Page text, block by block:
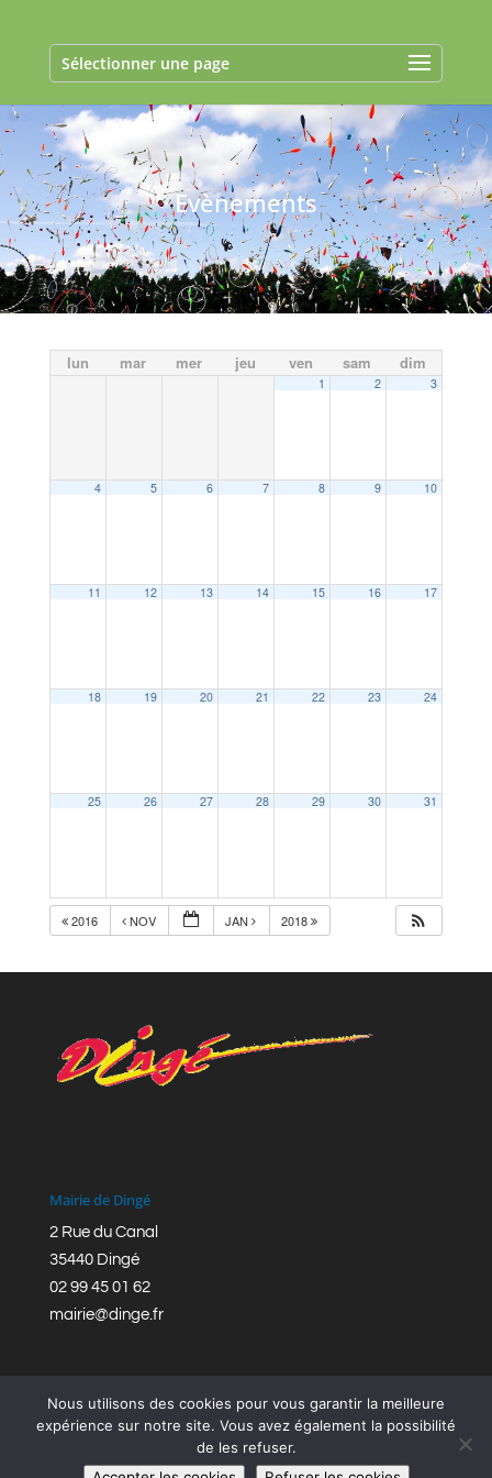
Sélectionner une page
Evènements
lun mar mer jeu ven sam dim
1 2 3
4 5 6 7 8 9 10
11 12 13 14 15 16 17
18 19 20 21 22 23 24
25 26 27 28 29 30 31
2016 NOV JAN 2018
Mairie de Dingé
2 Rue du Canal
35440 Dingé
02 99 45 01 62
mairie@dinge.fr
Réalisation © Mairie de Dingé,Bretagne Romantique
Nous utilisons des cookies pour vous garantir la meilleure
expérience sur notre site. Vous avez également la possibilité
de les refuser.